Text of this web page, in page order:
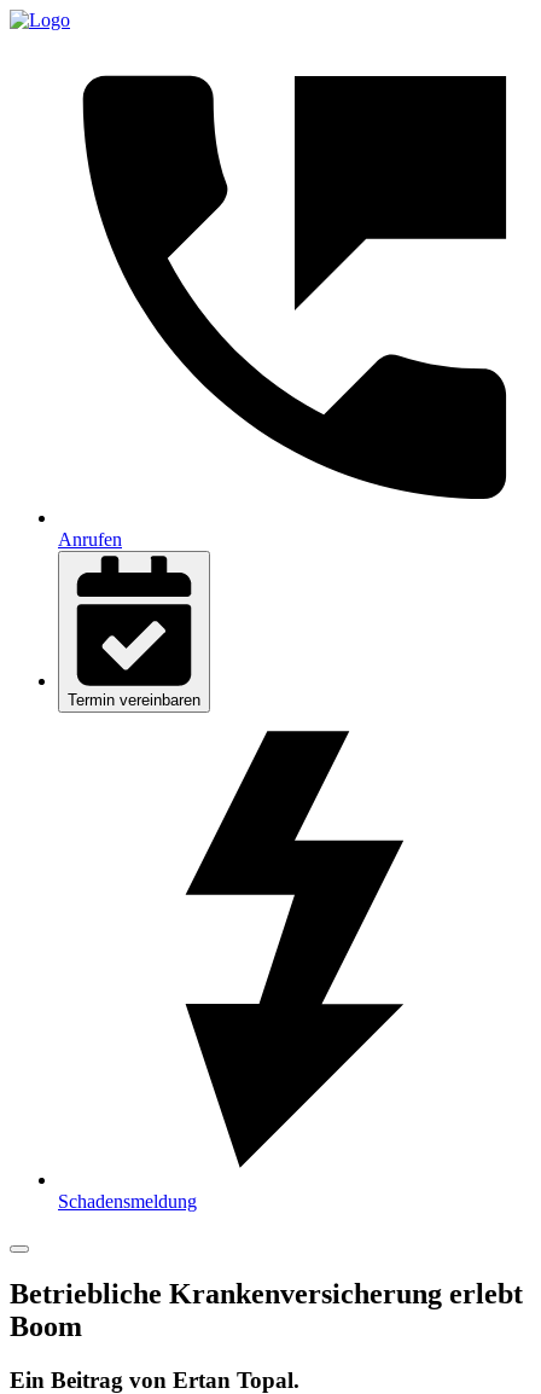
Anrufen
Termin vereinbaren
Schadensmeldung
Betriebliche Krankenversicherung erlebt
Boom
Ein Beitrag von Ertan Topal.